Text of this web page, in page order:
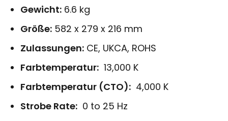
Gewicht: 6.6 kg
Größe: 582 x 279 x 216 mm
Zulassungen: CE, UKCA, ROHS
Farbtemperatur: 13,000 K
Farbtemperatur (CTO): 4,000 K
Strobe Rate: 0 to 25 Hz